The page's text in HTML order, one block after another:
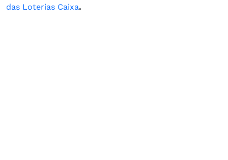
das Loterias Caixa.